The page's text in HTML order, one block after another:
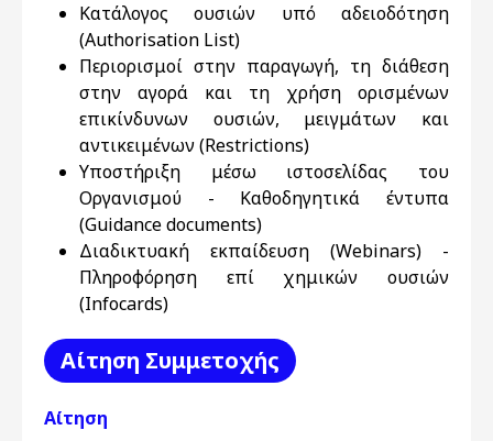
Κατάλογος ουσιών υπό αδειοδότηση
(Authorisation List)
Περιορισμοί στην παραγωγή, τη διάθεση
στην αγορά και τη χρήση ορισμένων
επικίνδυνων ουσιών, μειγμάτων και
αντικειμένων (Restrictions)
Υποστήριξη μέσω ιστοσελίδας του
Οργανισμού - Καθοδηγητικά έντυπα
(Guidance documents)
Διαδικτυακή εκπαίδευση (Webinars) -
Πληροφόρηση επί χημικών ουσιών
(Infocards)
Αίτηση Συμμετοχής
Αίτηση